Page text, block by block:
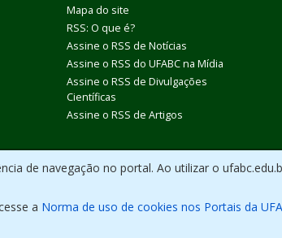
de navegação no portal. Ao utilizar o
a Norma de uso de cookies nos Portais da
Mapa do site
RSS: O que é?
Assine o RSS de Notícias
Assine o RSS do UFABC na Mídia
Assine o RSS de Divulgações
Científicas
Assine o RSS de Artigos